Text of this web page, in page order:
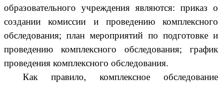
образовательного учреждения являются: приказ о
создании комиссии и проведению комплексного
обследования; план мероприятий по подготовке и
проведению комплексного обследования; график
проведения комплексного обследования.
Как правило, комплексное обследование